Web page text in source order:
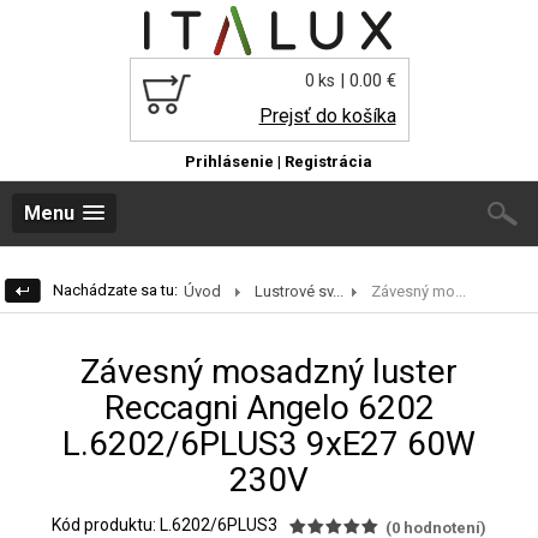
0 ks | 0.00 €
Prejsť do košíka
Prihlásenie | Registrácia
Menu
Nachádzate sa tu: Úvod Lustrové sv... Závesný mo...
Závesný mosadzný luster
Reccagni Angelo 6202
L.6202/6PLUS3 9xE27 60W
230V
Kód produktu: L.6202/6PLUS3 (0 hodnotení)